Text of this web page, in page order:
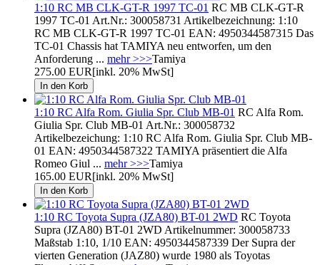
1:10 RC MB CLK-GT-R 1997 TC-01 RC MB CLK-GT-R
1997 TC-01 Art.Nr.: 300058731 Artikelbezeichnung: 1:10
RC MB CLK-GT-R 1997 TC-01 EAN: 4950344587315 Das
TC-01 Chassis hat TAMIYA neu entworfen, um den
Anforderung ... mehr >>>Tamiya
275.00 EUR[inkl. 20% MwSt]
1:10 RC Alfa Rom. Giulia Spr. Club MB-01 RC Alfa Rom.
Giulia Spr. Club MB-01 Art.Nr.: 300058732
Artikelbezeichung: 1:10 RC Alfa Rom. Giulia Spr. Club MB-
01 EAN: 4950344587322 TAMIYA präsentiert die Alfa
Romeo Giul ... mehr >>>Tamiya
165.00 EUR[inkl. 20% MwSt]
1:10 RC Toyota Supra (JZA80) BT-01 2WD RC Toyota
Supra (JZA80) BT-01 2WD Artikelnummer: 300058733
Maßstab 1:10, 1/10 EAN: 4950344587339 Der Supra der
vierten Generation (JAZ80) wurde 1980 als Toyotas